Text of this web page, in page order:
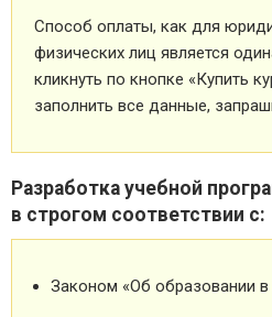
Способ оплаты, как для
физических лиц является
кликнуть по кнопке «Купить
заполнить все данные,
Разработка учебной
в строгом соответствии с:
Законом «Об образовании